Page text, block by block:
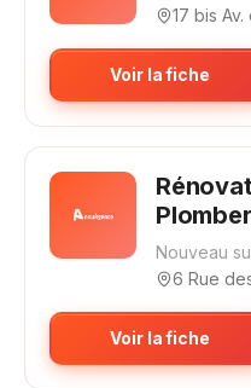
17 bis
Voir la fiche
Nouveau
6 Rue
Voir la fiche